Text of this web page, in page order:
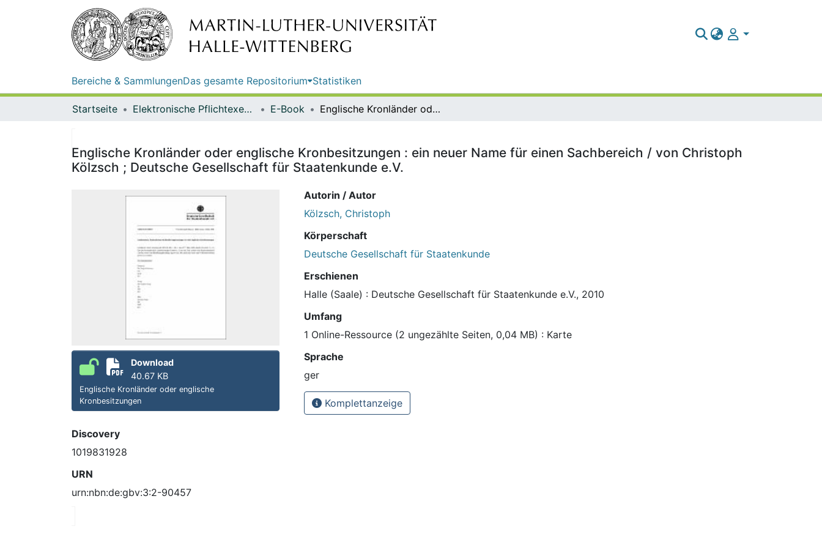
Bereiche & SammlungenDas gesamte Repositorium Statistiken
Startseite Elektronische Pflichtexemplare E-Book Englische Kronländer oder englische Kronbesitzungen : ein neuer Name für einen Sachbereich / von Christoph Kölzsch ; Deutsche Gesellschaft für Staatenkunde e.V.
Englische Kronländer oder englische Kronbesitzungen : ein neuer Name für einen Sachbereich / von Christoph
Kölzsch ; Deutsche Gesellschaft für Staatenkunde e.V.
Download
40.67 KB
Englische Kronländer oder englische
Kronbesitzungen
Discovery
1019831928
URN
urn:nbn:de:gbv:3:2-90457
Autorin / Autor
Kölzsch, Christoph
Körperschaft
Deutsche Gesellschaft für Staatenkunde
Erschienen
Halle (Saale) : Deutsche Gesellschaft für Staatenkunde e.V., 2010
Umfang
1 Online-Ressource (2 ungezählte Seiten, 0,04 MB) : Karte
Sprache
ger
Komplettanzeige